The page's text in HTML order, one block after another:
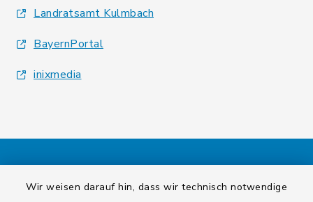
Wir weisen darauf hin, dass wir technisch notwendige
Landratsamt Kulmbach
BayernPortal
inixmedia